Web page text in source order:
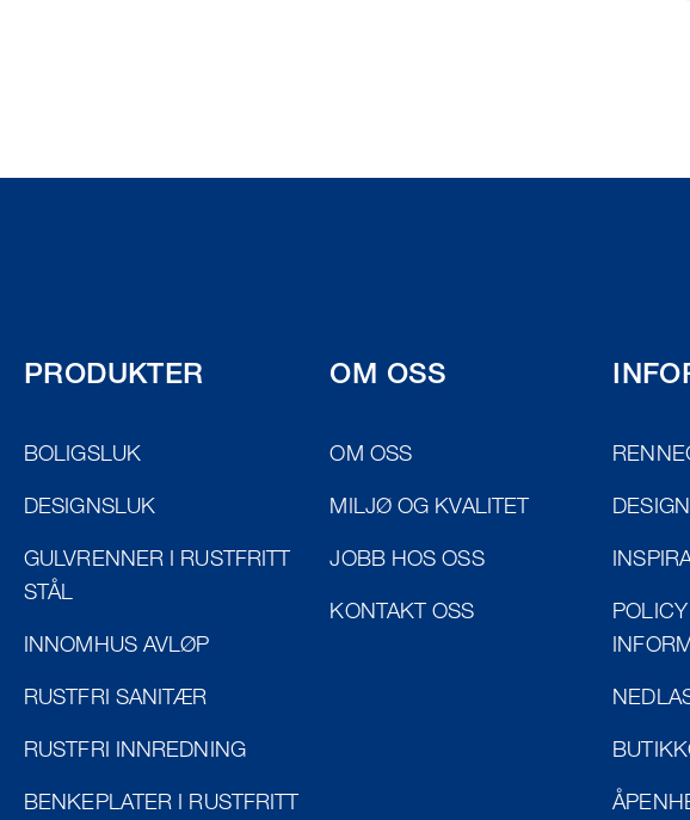
PRODUKTER
BOLIGSLUK
DESIGNSLUK
GULVRENNER I RUSTFRITT
STÅL
INNOMHUS AVLØP
RUSTFRI SANITÆR
RUSTFRI INNREDNING
BENKEPLATER I RUSTFRITT
OM OSS
OM OSS
MILJØ OG KVALITET
JOBB HOS OSS
KONTAKT OSS